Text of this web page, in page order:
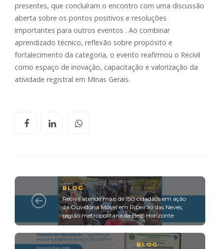
presentes, que concluíram o encontro com uma discussão
aberta sobre os pontos positivos e resoluções
importantes para outros eventos . Ao combinar
aprendizado técnico, reflexão sobre propósito e
fortalecimento da categoria, o evento reafirmou o Recivil
como espaço de inovação, capacitação e valorização da
atividade registral em Minas Gerais.
BLOG
Recivil atende mais de 150 cidadãos em ação
da Ouvidoria Móvel em Ribeirão das Neves,
região metropolitana de Belo Horizonte
BLOG